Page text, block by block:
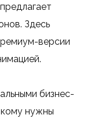
Здесь
версии
бизнес-
нужны